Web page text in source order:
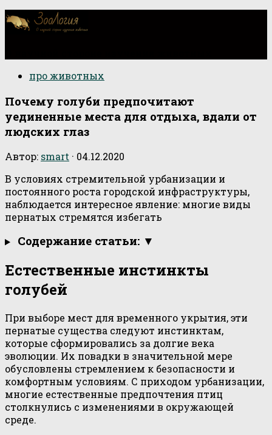
про животных
Почему голуби предпочитают
уединенные места для отдыха, вдали от
людских глаз
Автор: smart · 04.12.2020
В условиях стремительной урбанизации и
постоянного роста городской инфраструктуры,
наблюдается интересное явление: многие виды
пернатых стремятся избегать
Содержание статьи: ▼
Естественные инстинкты
голубей
При выборе мест для временного укрытия, эти
пернатые существа следуют инстинктам,
которые сформировались за долгие века
эволюции. Их повадки в значительной мере
обусловлены стремлением к безопасности и
комфортным условиям. С приходом урбанизации,
многие естественные предпочтения птиц
столкнулись с изменениями в окружающей
среде.